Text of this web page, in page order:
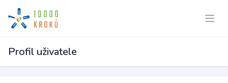
Profil uživatele